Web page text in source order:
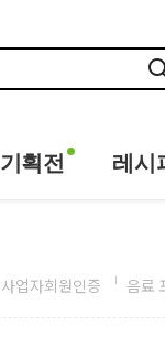
기획전 레시
사업자회원인증 음료